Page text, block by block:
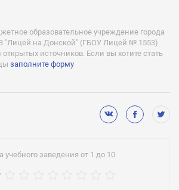
образовательное учреждение города
"Лицей на Донской" (ГБОУ Лицей № 1553)
источников. Если вы хотите стать
заполните форму
учебного заведения от 1 до 10